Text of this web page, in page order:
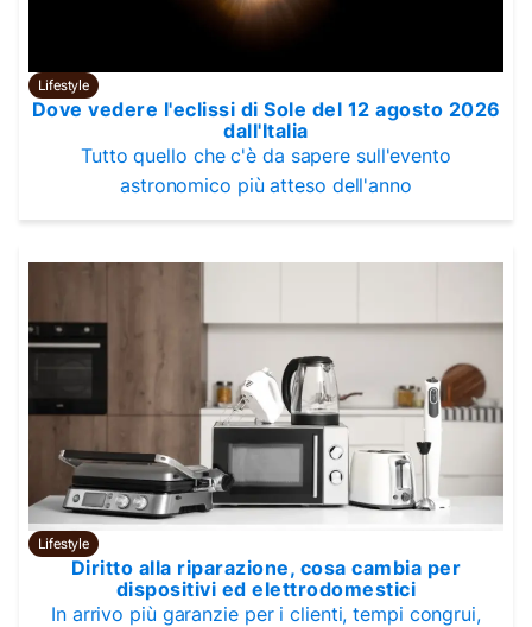
Lifestyle
Dove vedere l'eclissi di Sole del 12 agosto 2026
dall'Italia
Tutto quello che c'è da sapere sull'evento
astronomico più atteso dell'anno
Lifestyle
Diritto alla riparazione, cosa cambia per
dispositivi ed elettrodomestici
In arrivo più garanzie per i clienti, tempi congrui,